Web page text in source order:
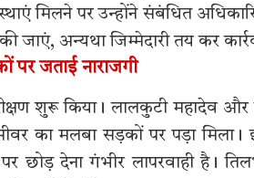
मिलने पर उन्होंने संबंधित
जाएं, अन्यथा जिम्मेदारी तय कर
जताई नाराजगी
शुरू किया। लालकुटी महादेव
का मलबा सड़कों पर पड़ा मिला।
देना गंभीर लापरवाही है।